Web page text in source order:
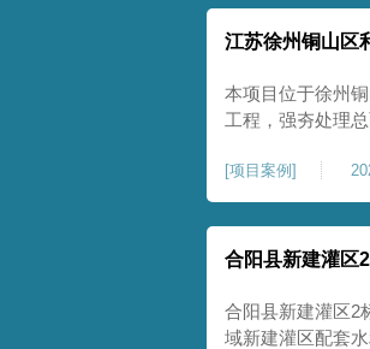
江苏徐州铜山区
本项目位于徐州
工程，强夯处理
险，提升场地整
灾害治理与土地
[项目案例 ]
合阳县新建灌区
合阳县新建灌区2
域新建灌区配套